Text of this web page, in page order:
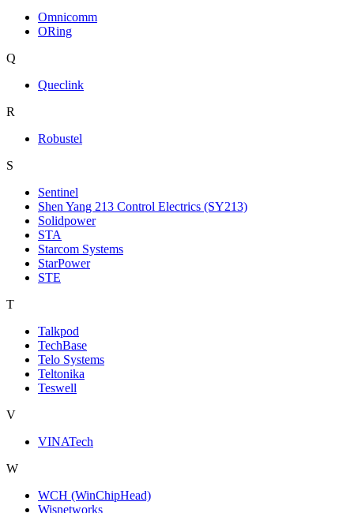
Omnicomm
ORing
Q
Queclink
R
Robustel
S
Sentinel
Shen Yang 213 Control Electrics (SY213)
Solidpower
STA
Starcom Systems
StarPower
STE
T
Talkpod
TechBase
Telo Systems
Teltonika
Teswell
V
VINATech
W
WCH (WinChipHead)
Wisnetworks